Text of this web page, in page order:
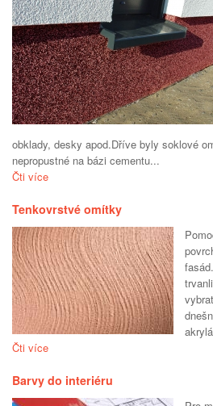
obklady, desky apod.Dříve byly soklové
nepropustné na bázi cementu...
Čti více
Tenkovrstvé omítky
Čti více
Barvy do interiéru